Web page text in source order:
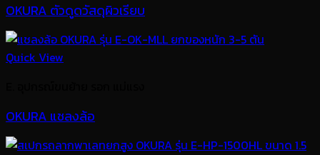
OKURA ตัวดูดวัสดุผิวเรียบ
Quick View
OKURA แชลงล้อ